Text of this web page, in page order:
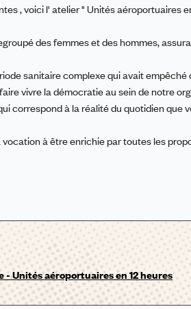
, voici l' atelier " Unités aéroportuaires
des femmes et des hommes,
sanitaire complexe qui avait empêché
vivre la démocratie au sein de notre
correspond à la réalité du quotidien que
à être enrichie par toutes les
Unités aéroportuaires en 12 heures